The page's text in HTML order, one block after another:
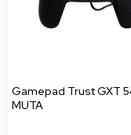
Gamepad Trust GXT
MUTA